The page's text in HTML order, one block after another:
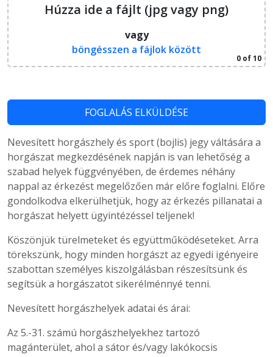
Húzza ide a fájlt (jpg vagy png)
vagy
böngésszen a fájlok között
0 of 10
Nevesített horgászhely és sport (bojlis) jegy váltására a
horgászat megkezdésének napján is van lehetőség a
szabad helyek függvényében, de érdemes néhány
nappal az érkezést megelőzően már előre foglalni. Előre
gondolkodva elkerülhetjük, hogy az érkezés pillanatai a
horgászat helyett ügyintézéssel teljenek!
Köszönjük türelmeteket és együttműködéseteket. Arra
törekszünk, hogy minden horgászt az egyedi igényeire
szabottan személyes kiszolgálásban részesítsünk és
segítsük a horgászatot sikerélménnyé tenni.
Nevesített horgászhelyek adatai és árai:
Az 5.-31. számú horgászhelyekhez tartozó
magánterület, ahol a sátor és/vagy lakókocsis